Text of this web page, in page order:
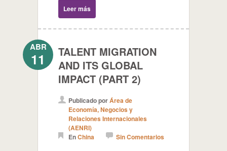
Leer más
ABR
11
TALENT MIGRATION
AND ITS GLOBAL
IMPACT (PART 2)
Publicado porÁrea de
Economía, Negocios y
Relaciones Internacionales
(AENRI)
EnChina Sin Comentarios